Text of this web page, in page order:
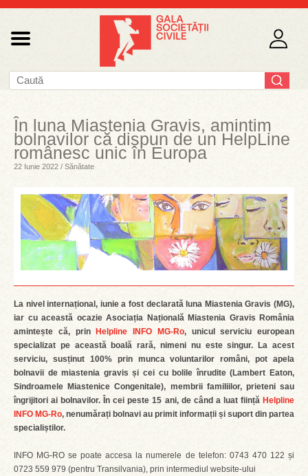
În luna Miastenia Gravis, amintim
bolnavilor că dispun de un HelpLine
românesc unic în Europa
22 Iunie 2022 / Sănătate
La nivel internațional, iunie a fost declarată luna Miastenia Gravis (MG),
iar cu această ocazie Asociația Națională Miastenia Gravis România
amintește că, prin
Helpline INFO MG-Ro, unicul serviciu european
specializat pe această boală rară, nimeni nu este singur. La acest
serviciu, susținut 100% prin munca voluntarilor români, pot apela
bolnavii de miastenia gravis și cei cu bolile înrudite (Lambert Eaton,
Sindroamele Miastenice Congenitale), membrii familiilor, prieteni sau
îngrijitori ai bolnavilor. În cei peste 15 ani, de când a luat ființă Helpline
INFO MG-Ro, nenumărați bolnavi au primit informații și suport din partea
specialiștilor.
INFO MG-RO se poate accesa la numerele de telefon: 0743 470 122 și
0723 559 979 (pentru Transilvania), prin intermediul website-ului